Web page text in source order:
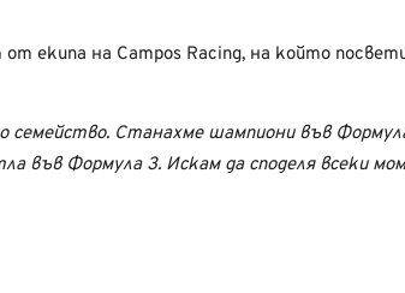
екипа на Campos Racing, на който
семейство. Станахме шампиони във
във Формула 3. Искам да споделя всеки